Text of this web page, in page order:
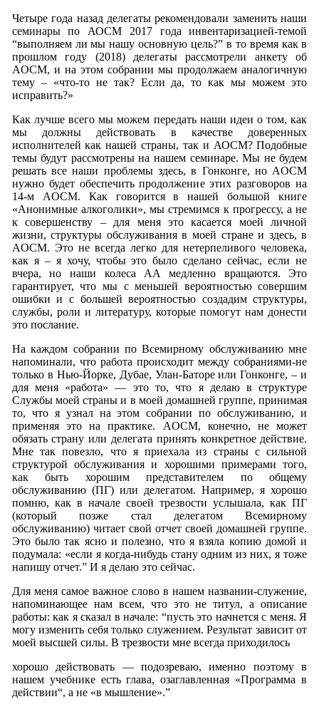
Четыре года назад делегаты рекомендовали заменить наши
семинары по АОСМ 2017 года инвентаризацией-темой
“выполняем ли мы нашу основную цель?” в то время как в
прошлом году (2018) делегаты рассмотрели анкету об
AOСM, и на этом собрании мы продолжаем аналогичную
тему – «что-то не так? Если да, то как мы можем это
исправить?»
Как лучше всего мы можем передать наши идеи о том, как
мы должны действовать в качестве доверенных
исполнителей как нашей страны, так и АОСМ? Подобные
темы будут рассмотрены на нашем семинаре. Мы не будем
решать все наши проблемы здесь, в Гонконге, но AOСM
нужно будет обеспечить продолжение этих разговоров на
14-м AOСM. Как говорится в нашей большой книге
«Анонимные алкоголики», мы стремимся к прогрессу, а не
к совершенству – для меня это касается моей личной
жизни, структуры обслуживания в моей стране и здесь, в
AOСM. Это не всегда легко для нетерпеливого человека,
как я – я хочу, чтобы это было сделано сейчас, если не
вчера, но наши колеса AA медленно вращаются. Это
гарантирует, что мы с меньшей вероятностью совершим
ошибки и с большей вероятностью создадим структуры,
службы, роли и литературу, которые помогут нам донести
это послание.
На каждом собрании по Всемирному обслуживанию мне
напоминали, что работа происходит между собраниями-не
только в Нью-Йорке, Дубае, Улан-Баторе или Гонконге, – и
для меня «работа» — это то, что я делаю в структуре
Службы моей страны и в моей домашней группе, принимая
то, что я узнал на этом собрании по обслуживанию, и
применяя это на практике. AOСM, конечно, не может
обязать страну или делегата принять конкретное действие.
Мне так повезло, что я приехала из страны с сильной
структурой обслуживания и хорошими примерами того,
как быть хорошим представителем по общему
обслуживанию (ПГ) или делегатом. Например, я хорошо
помню, как в начале своей трезвости услышала, как ПГ
(который позже стал делегатом Всемирному
обслуживанию) читает свой отчет своей домашней группе.
Это было так ясно и полезно, что я взяла копию домой и
подумала: «если я когда-нибудь стану одним из них, я тоже
напишу отчет.” И я делаю это сейчас.
Для меня самое важное слово в нашем названии-служение,
напоминающее нам всем, что это не титул, а описание
работы: как я сказал в начале: “пусть это начнется с меня. Я
могу изменить себя только служением. Результат зависит от
моей высшей силы. В трезвости мне всегда приходилось
хорошо действовать — подозреваю, именно поэтому в
нашем учебнике есть глава, озаглавленная «Программа в
действии“, а не «в мышление».”